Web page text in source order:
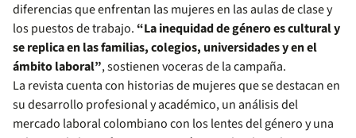
diferencias que enfrentan las mujeres en las aulas de clase y
los puestos de trabajo. “La inequidad de género es cultural y
se replica en las familias, colegios, universidades y en el
ámbito laboral”, sostienen voceras de la campaña.
La revista cuenta con historias de mujeres que se destacan en
su desarrollo profesional y académico, un análisis del
mercado laboral colombiano con los lentes del género y una